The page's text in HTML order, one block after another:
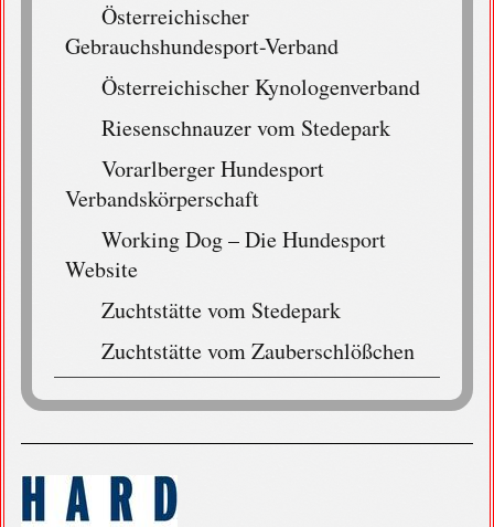
Österreichischer
Gebrauchshundesport-Verband
Österreichischer Kynologenverband
Riesenschnauzer vom Stedepark
Vorarlberger Hundesport
Verbandskörperschaft
Working Dog – Die Hundesport
Website
Zuchtstätte vom Stedepark
Zuchtstätte vom Zauberschlößchen